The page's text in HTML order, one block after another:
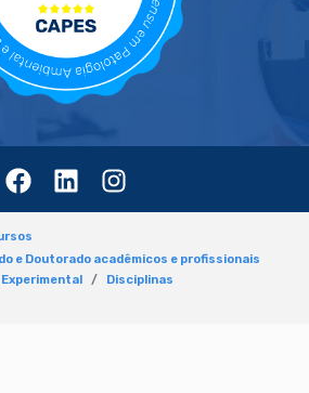
e Doutorado acadêmicos e profissionais
Disciplinas